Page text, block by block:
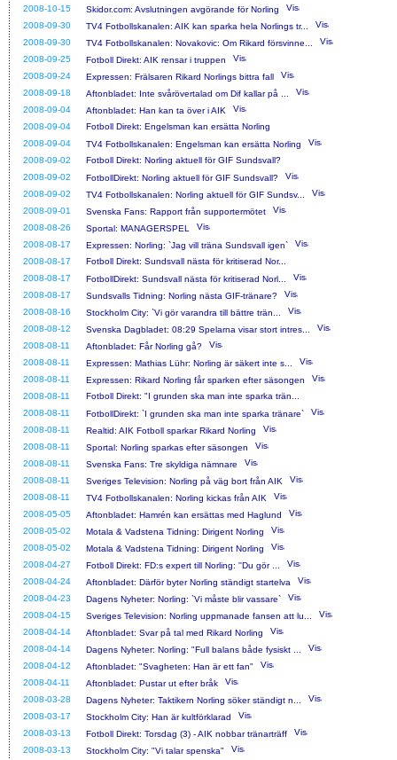
2008-10-15
Skidor.com: Avslutningen avgörande för Norling
2008-09-30
TV4 Fotbollskanalen: AIK kan sparka hela Norlings tr...
2008-09-30
TV4 Fotbollskanalen: Novakovic: Om Rikard försvinne...
2008-09-25
Fotboll Direkt: AIK rensar i truppen
2008-09-24
Expressen: Frälsaren Rikard Norlings bittra fall
2008-09-18
Aftonbladet: Inte svårövertalad om Dif kallar på ...
2008-09-04
Aftonbladet: Han kan ta över i AIK
2008-09-04
Fotboll Direkt: Engelsman kan ersätta Norling
2008-09-04
TV4 Fotbollskanalen: Engelsman kan ersätta Norling
2008-09-02
Fotboll Direkt: Norling aktuell för GIF Sundsvall?
2008-09-02
FotbollDirekt: Norling aktuell för GIF Sundsvall?
2008-09-02
TV4 Fotbollskanalen: Norling aktuell för GIF Sundsv...
2008-09-01
Svenska Fans: Rapport från supportermötet
2008-08-26
Sportal: MANAGERSPEL
2008-08-17
Expressen: Norling: `Jag vill träna Sundsvall igen`
2008-08-17
Fotboll Direkt: Sundsvall nästa för kritiserad Nor...
2008-08-17
FotbollDirekt: Sundsvall nästa för kritiserad Norl...
2008-08-17
Sundsvalls Tidning: Norling nästa GIF-tränare?
2008-08-16
Stockholm City: `Vi gör varandra till bättre trän...
2008-08-12
Svenska Dagbladet: 08:29 Spelarna visar stort intres...
2008-08-11
Aftonbladet: Får Norling gå?
2008-08-11
Expressen: Mathias Lühr: Norling är säkert inte s...
2008-08-11
Expressen: Rikard Norling får sparken efter säsongen
2008-08-11
Fotboll Direkt: "I grunden ska man inte sparka trän...
2008-08-11
FotbollDirekt: `I grunden ska man inte sparka tränare`
2008-08-11
Realtid: AIK Fotboll sparkar Rikard Norling
2008-08-11
Sportal: Norling sparkas efter säsongen
2008-08-11
Svenska Fans: Tre skyldiga nämnare
2008-08-11
Sveriges Television: Norling på väg bort från AIK
2008-08-11
TV4 Fotbollskanalen: Norling kickas från AIK
2008-05-05
Aftonbladet: Hamrén kan ersättas med Haglund
2008-05-02
Motala & Vadstena Tidning: Dirigent Norling
2008-05-02
Motala & Vadstena Tidning: Dirigent Norling
2008-04-27
Fotboll Direkt: FD:s expert till Norling: ''Du gör ...
2008-04-24
Aftonbladet: Därför byter Norling ständigt startelva
2008-04-23
Dagens Nyheter: Norling: `Vi måste blir vassare`
2008-04-15
Sveriges Television: Norling uppmanade fansen att lu...
2008-04-14
Aftonbladet: Svar på tal med Rikard Norling
2008-04-14
Dagens Nyheter: Norling: "Full balans både fysiskt ...
2008-04-12
Aftonbladet: "Svagheten: Han är ett fan"
2008-04-11
Aftonbladet: Pustar ut efter bråk
2008-03-28
Dagens Nyheter: Taktikern Norling söker ständigt n...
2008-03-17
Stockholm City: Han är kultförklarad
2008-03-13
Fotboll Direkt: Torsdag (3) - AIK nobbar tränarträff
2008-03-13
Stockholm City: "Vi talar spenska"